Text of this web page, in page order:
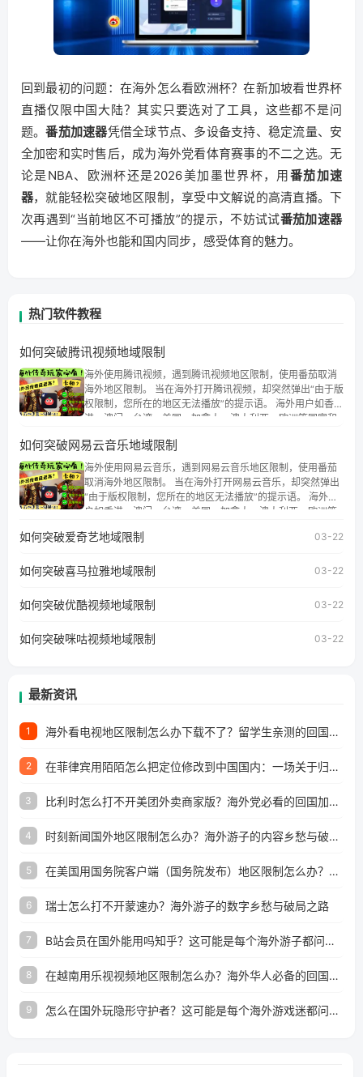
回到最初的问题：在海外怎么看欧洲杯？在新加坡看世界杯
直播仅限中国大陆？其实只要选对了工具，这些都不是问
题。番茄加速器凭借全球节点、多设备支持、稳定流量、安
全加密和实时售后，成为海外党看体育赛事的不二之选。无
论是NBA、欧洲杯还是2026美加墨世界杯，用 番茄加速
器，就能轻松突破地区限制，享受中文解说的高清直播。下
次再遇到“当前地区不可播放”的提示，不妨试试番茄加速器
——让你在海外也能和国内同步，感受体育的魅力。
热门软件教程
如何突破腾讯视频地域限制
海外使用腾讯视频，遇到腾讯视频地区限制，使用番茄取消
海外地区限制。 当在海外打开腾讯视频，却突然弹出“由于版
权限制，您所在的地区无法播放”的提示语。 海外用户如香
港、澳门、台湾、美国、加拿大、澳大利亚、欧洲等国家和
权限制问题，且仅能在中国大陆地区播放。 遇到这个问题的
朋友们，使用番茄回国加速器，即可解决「海外用户收听腾
讯视频地区版权限制」的问题，无论人在香港、澳门、台
湾、美国、加拿大、澳大利亚、欧洲等国家和地区工作、留
学、定居等，都可以使用，不再因地区和版权限制所困扰。
如何突破网易云音乐地域限制
海外使用网易云音乐，遇到网易云音乐地区限制，使用番茄
取消海外地区限制。 当在海外打开网易云音乐，却突然弹出
“由于版权限制，您所在的地区无法播放”的提示语。 海外用
户如香港、澳门、台湾、美国、加拿大、澳大利亚、欧洲等
地区及版权限制问题，且仅能在中国大陆地区播放。 遇到这
户收听网易云音乐地区版权限制」的问题，无论人在香港、
工作、留学、定居等，都可以使用，不再因地区和版权限制
所困扰。
如何突破爱奇艺地域限制 03-22
如何突破喜马拉雅地域限制 03-22
如何突破优酷视频地域限制 03-22
如何突破咪咕视频地域限制 03-22
最新资讯
1 海外看电视地区限制怎么办下载不了？留学生亲测的回国加速方案（附2026世界杯观赛技巧）
2 在菲律宾用陌陌怎么把定位修改到中国国内：一场关于归属感与连接的探索
3 比利时怎么打不开美团外卖商家版？海外党必看的回国加速全攻略
4 时刻新闻国外地区限制怎么办？海外游子的内容乡愁与破局之路
5 在美国用国务院客户端（国务院发布）地区限制怎么办？3步解决海外看国内内容难题
6 瑞士怎么打不开蒙速办？海外游子的数字乡愁与破局之路
7 B站会员在国外能用吗知乎？这可能是每个海外游子都问过的问题
8 在越南用乐视视频地区限制怎么办？海外华人必备的回国加速攻略
9 怎么在国外玩隐形守护者？这可能是每个海外游戏迷都问过的问题